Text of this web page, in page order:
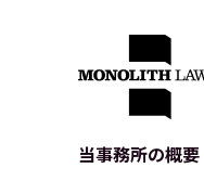
当事務所の概要